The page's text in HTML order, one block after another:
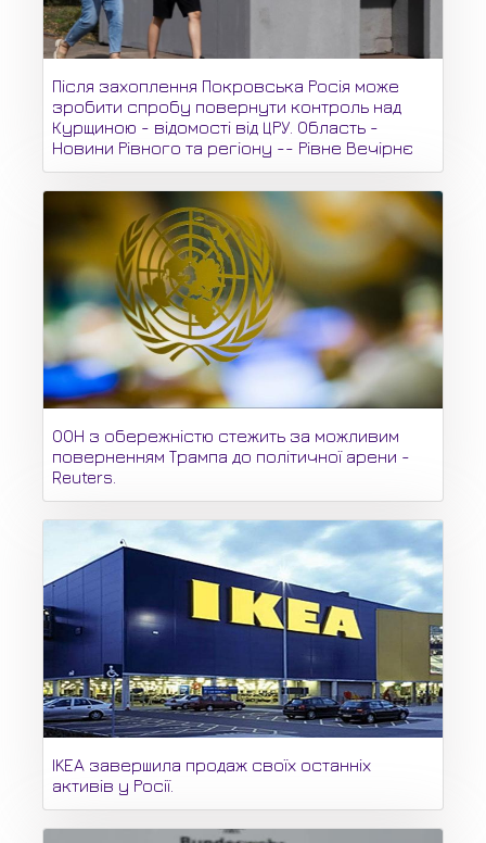
Після захоплення Покровська Росія може
зробити спробу повернути контроль над
Курщиною - відомості від ЦРУ. Область -
Новини Рівного та регіону -- Рівне Вечірнє
ООН з обережністю стежить за можливим
поверненням Трампа до політичної арени -
Reuters.
IKEA завершила продаж своїх останніх
активів у Росії.